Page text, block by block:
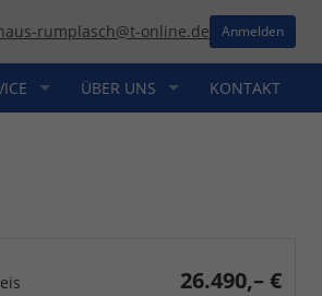
rumplasch@t-online.de Anmelden
ÜBER UNS KONTAKT
26.490,– €